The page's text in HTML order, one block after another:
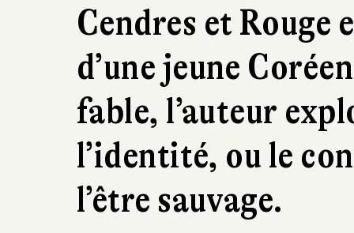
Cendres et Rouge
d’une jeune
fable, l’auteur
l’identité, ou le
l’être sauvage.